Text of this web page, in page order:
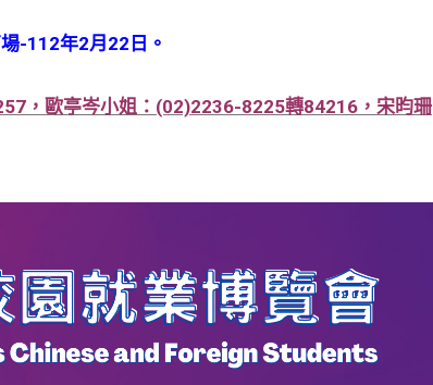
-112年2月22日。
，歐亭岑小姐：(02)2236-8225轉84216，宋昀珊